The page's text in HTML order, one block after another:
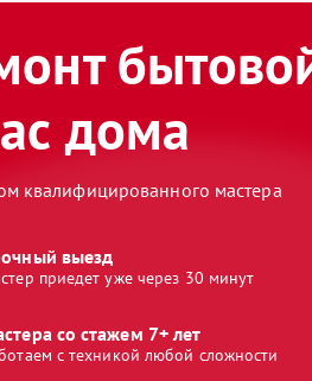
дома
квалифицированного мастера
выезд
приедет уже через 30 минут
со стажем 7+ лет
с техникой любой сложности